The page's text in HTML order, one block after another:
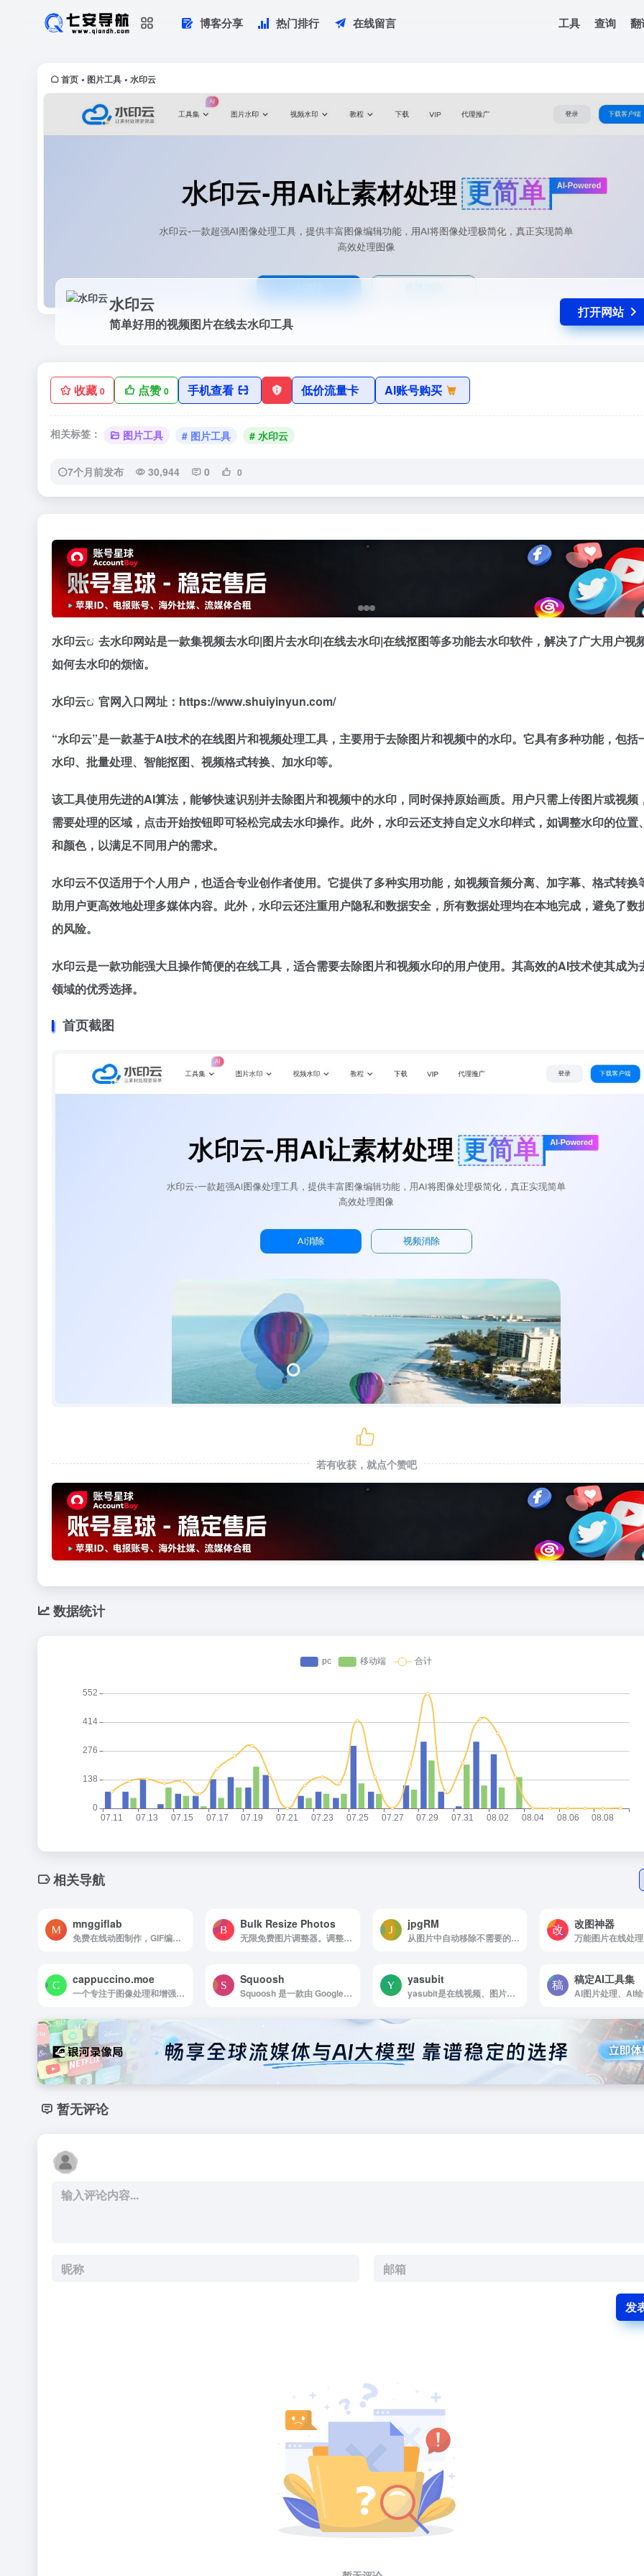
博客分享 热门排行 在线留言 工具 查询 翻
首页 • 图片工具 • 水印云
水印云
简单好用的视频图片在线去水印工具
打开网站
收藏 0 点赞0 手机查看 低价流量卡 AI账号购买
相关标签： 图片工具 # 图片工具 # 水印云
7个月前发布 30,944 0 0
‹
水印云
去水印网站是一款集视频去水印|图片去水印|在线去水印|在线抠图等多功能去水印软件，解决了广大用户视
如何去水印的烦恼。
水印云 官网入口网址：https://www.shuiyinyun.com/
“水印云”是一款基于AI技术的在线图片和视频处理工具，主要用于去除图片和视频中的水印。它具有多种功能，包括
水印、批量处理、智能抠图、视频格式转换、加水印等。
该工具使用先进的AI算法，能够快速识别并去除图片和视频中的水印，同时保持原始画质。用户只需上传图片或视频
需要处理的区域，点击开始按钮即可轻松完成去水印操作。此外，水印云还支持自定义水印样式，如调整水印的位置
和颜色，以满足不同用户的需求。
水印云不仅适用于个人用户，也适合专业创作者使用。它提供了多种实用功能，如视频音频分离、加字幕、格式转换
助用户更高效地处理多媒体内容。此外，水印云还注重用户隐私和数据安全，所有数据处理均在本地完成，避免了数
的风险。
水印云是一款功能强大且操作简便的在线工具，适合需要去除图片和视频水印的用户使用。其高效的AI技术使其成为
领域的优秀选择。
首页截图
若有收获，就点个赞吧
数据统计
相关导航
mnggiflab
免费在线动图制作，GIF编辑器
Bulk Resize Photos
无限免费图片调整器。调整一张或多张图片的大小。无需账户；仅提供方便且免费的在线图片调整。
jpgRM
从图片中自动移除不需要的对象,去除水印
改图神器
万能图片在线处
cappuccino.moe
一个专注于图像处理和增强的在线平台，主要提供超分辨率图像处理服务
Squoosh
Squoosh 是一款由 Google 开发的免费开源在线图片压缩工具，旨在帮助用户高效压缩图片，同时保持图像质量。支持多种图片格式，包括 JPG、PNG、WebP 等。
yasubit
yasubit是在线视频、图片压缩工具
稿定AI工具集
暂无评论
发